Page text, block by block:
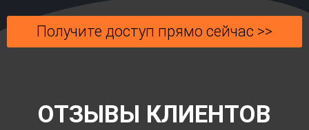
Получите доступ прямо сейчас >>
ОТЗЫВЫ КЛИЕНТОВ